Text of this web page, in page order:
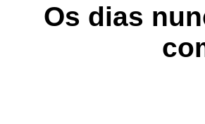
Os dias